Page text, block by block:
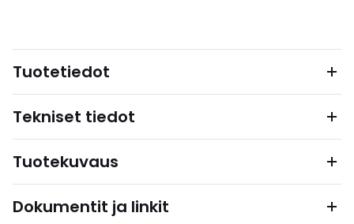
Tuotetiedot
Tekniset tiedot
Tuotekuvaus
Dokumentit ja linkit